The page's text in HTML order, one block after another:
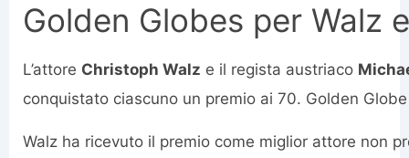
Golden Globes per Walz
L’attore Christoph Walz e il regista austriaco
conquistato ciascuno un premio ai 70. Golden
Walz ha ricevuto il premio come miglior attore non